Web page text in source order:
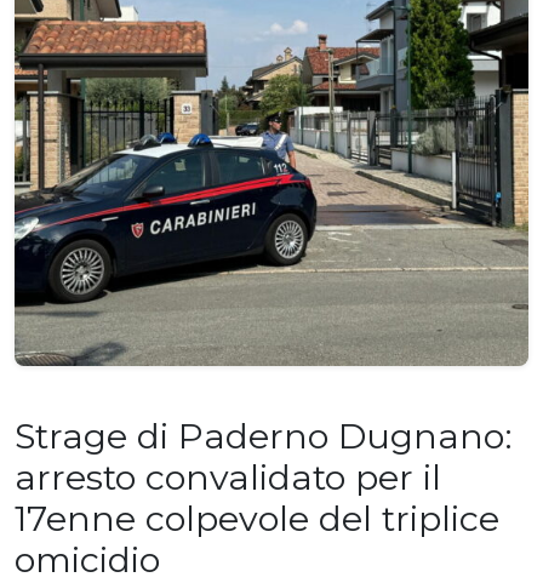
Strage di Paderno Dugnano:
arresto convalidato per il
17enne colpevole del triplice
omicidio